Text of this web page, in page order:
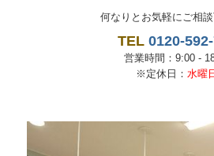
何なりとお気軽にご相談
TEL 0120-
営業時間：9:00 -
※定休日： 水曜